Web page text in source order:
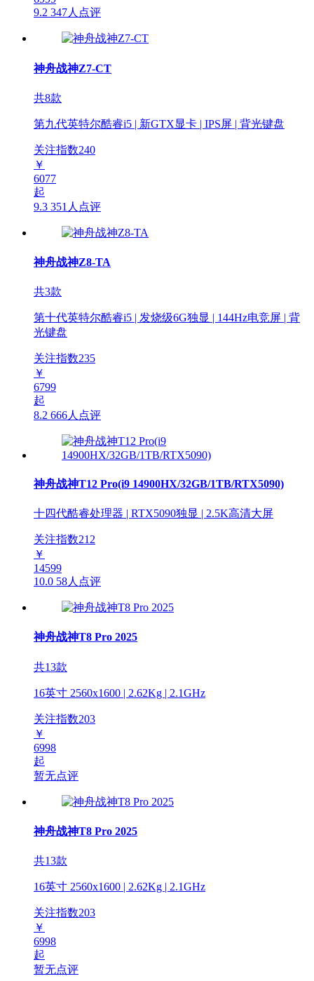
9.2 347人点评
神舟战神Z7-CT
共8款
第九代英特尔酷睿i5 | 新GTX显卡 | IPS屏 | 背光键盘
关注指数240
￥
6077
起
9.3 351人点评
神舟战神Z8-TA
共3款
第十代英特尔酷睿i5 | 发烧级6G独显 | 144Hz电竞屏 | 背
光键盘
关注指数235
￥
6799
起
8.2 666人点评
神舟战神T12 Pro(i9 14900HX/32GB/1TB/RTX5090)
十四代酷睿处理器 | RTX5090独显 | 2.5K高清大屏
关注指数212
￥
14599
10.0 58人点评
神舟战神T8 Pro 2025
共13款
16英寸 2560x1600 | 2.62Kg | 2.1GHz
关注指数203
￥
6998
起
暂无点评
神舟战神T8 Pro 2025
共13款
16英寸 2560x1600 | 2.62Kg | 2.1GHz
关注指数203
￥
6998
起
暂无点评